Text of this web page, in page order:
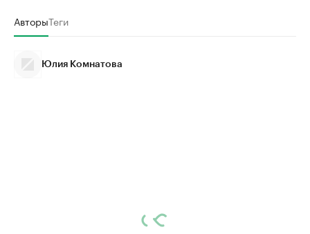
АвторыТеги
Юлия Комнатова